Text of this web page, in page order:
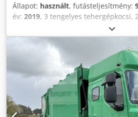
Állapot: használt, futásteljesítmény:
év: 2019, 3 tengelyes tehergépkocsi,
össztömeg, 4200 mm tengelytávval,
típusú tömörítős felépítménnyel
hasznos teherbírás, ZF kézi
elektromágneses retarder, rakomány
tolatókamera, Euro 6-os
Dwsdpfx Aoww Ipujkqja Megjegyzés:
tájékoztató jellegű, hibákat vagy
tartalmazhat. Kérjük, vegye fel
adatok pontosításához.